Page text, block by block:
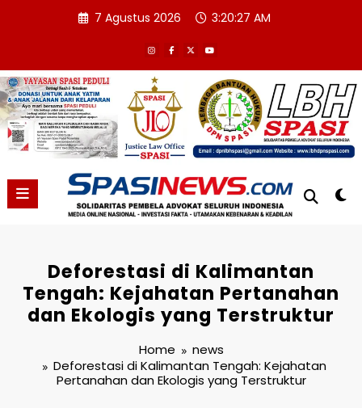
7 Agustus 2026 3:20:28 AM
Deforestasi di Kalimantan
Tengah: Kejahatan Pertanahan
dan Ekologis yang Terstruktur
Home
news
Deforestasi di Kalimantan Tengah: Kejahatan
Pertanahan dan Ekologis yang Terstruktur